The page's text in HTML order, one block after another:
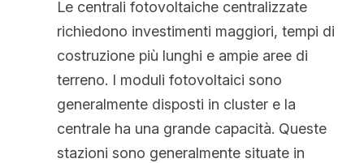
Le centrali fotovoltaiche centralizzate
richiedono investimenti maggiori, tempi di
costruzione più lunghi e ampie aree di
terreno. I moduli fotovoltaici sono
generalmente disposti in cluster e la
centrale ha una grande capacità. Queste
stazioni sono generalmente situate in